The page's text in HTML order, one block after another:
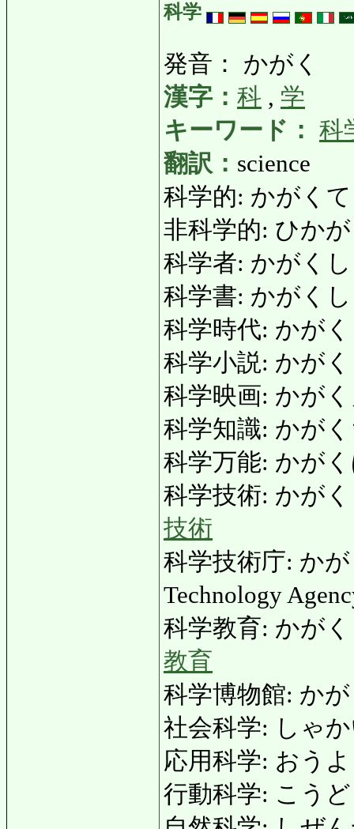
科学
発音： かがく
漢字： 科 , 学
キーワード： 科
翻訳： science
科学的: かがく
非科学的: ひか
科学者: かがく
科学書: かがく
科学時代: かが
科学小説: かが
科学映画: かが
科学知識: かが
科学万能: かが
科学技術: かがく
技術
科学技術庁: か
Technology
科学教育: かが
教育
科学博物館: かが
社会科学: しゃ
応用科学: おう
行動科学: こう